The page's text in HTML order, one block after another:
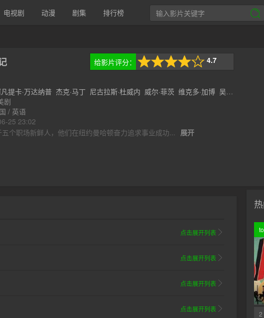
电视剧 动漫 剧集 排行榜
给影片评分：
4.7
提卡·万达纳普 杰克·马丁 尼古拉斯·杜威内 威尔·菲茨 维克多·加博 吴恬
洪
剧
/ 英语
25 23:02
职场新鲜人，他们在纽约曼哈顿奋力追求事业成功... 展开
点击展开列表
点击展开列表
点击展开列表
点击展开列表
2